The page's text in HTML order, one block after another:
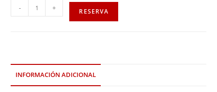
- + RESERVA
INFORMACIÓN ADICIONAL